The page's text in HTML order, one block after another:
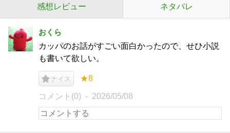
感想レビュー ネタバレ
おくら
カッパのお話がすごい面白かったので、せひ小説
も書いて欲しい。
ナイス ★8
コメント(0) 2026/05/08